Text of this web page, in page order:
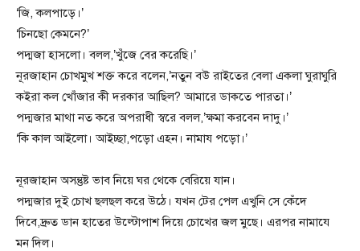
‘জি, কলপাড়ে।’
‘চিনছো কেমনে?’
পদ্মজা হাসলো। বলল,’খুঁজে বের করেছি।’
নূরজাহান চোখমুখ শক্ত করে বলেন,’নতুন বউ রাইতের বেলা একলা ঘুরাঘুরি
কইরা কল খোঁজার কী দরকার আছিল? আমারে ডাকতে পারতা।’
পদ্মজার মাথা নত করে অপরাধী স্বরে বলল,’ক্ষমা করবেন দাদু।’
‘কি কাল আইলো। আইচ্ছা,পড়ো এহন। নামায পড়ো।’
নূরজাহান অসন্তুষ্ট ভাব নিয়ে ঘর থেকে বেরিয়ে যান।
পদ্মজার দুই চোখ ছলছল করে উঠে। যখন টের পেল এখুনি সে কেঁদে
দিবে,দ্রুত ডান হাতের উল্টোপাশ দিয়ে চোখের জল মুছে। এরপর নামাযে
মন দিল।